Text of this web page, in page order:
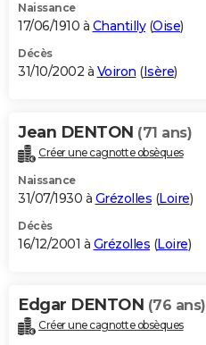
Naissance
17/06/1910 à Chantilly(Oise)
Décès
31/10/2002 à Voiron (Isère)
Jean DENTON (71 ans)
Créer une cagnotte obsèques
Naissance
31/07/1930 à Grézolles (Loire)
Décès
16/12/2001 à Grézolles (Loire)
Edgar DENTON (76 ans)
Créer une cagnotte obsèques